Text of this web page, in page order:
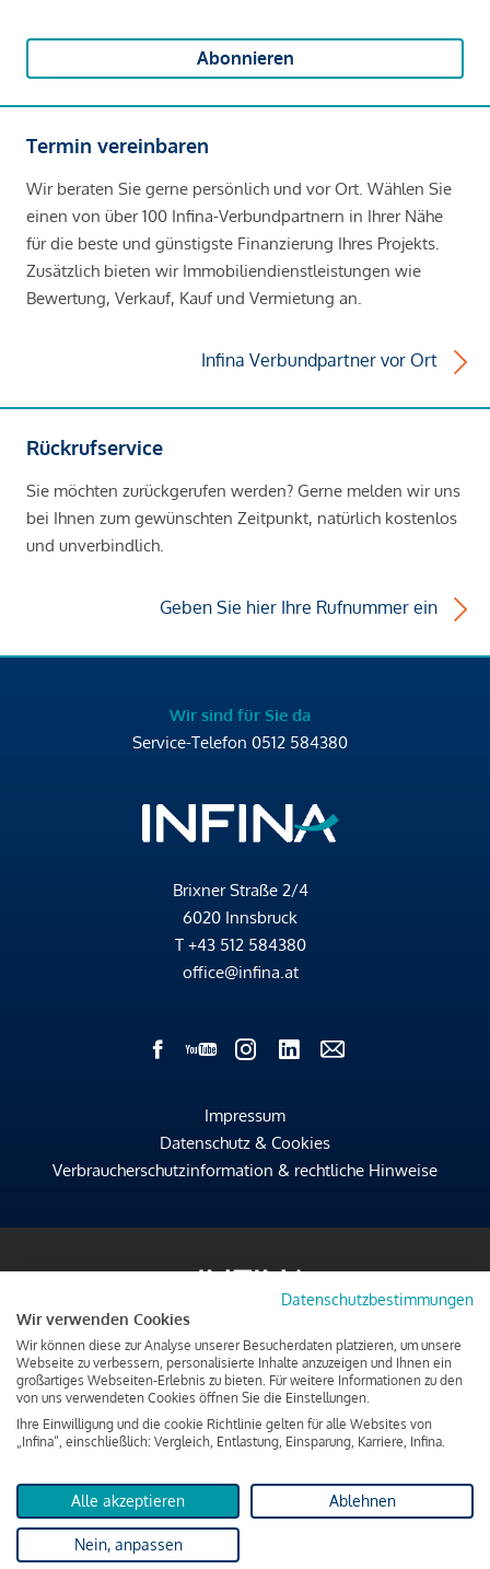
Abonnieren
Termin vereinbaren
Wir beraten Sie gerne persönlich und vor Ort. Wählen Sie
einen von über 100 Infina-Verbundpartnern in Ihrer Nähe
für die beste und günstigste Finanzierung Ihres Projekts.
Zusätzlich bieten wir Immobiliendienstleistungen wie
Bewertung, Verkauf, Kauf und Vermietung an.
Infina Verbundpartner vor Ort
Rückrufservice
Sie möchten zurückgerufen werden? Gerne melden wir uns
bei Ihnen zum gewünschten Zeitpunkt, natürlich kostenlos
und unverbindlich.
Geben Sie hier Ihre Rufnummer ein
Wir sind für Sie da
Service-Telefon 0512 584380
Brixner Straße 2/4
6020 Innsbruck
T +43 512 584380
office@infina.at
Impressum
Datenschutz & Cookies
Verbraucherschutzinformation & rechtliche Hinweise
Datenschutzbestimmungen
Wir verwenden Cookies
Wir können diese zur Analyse unserer Besucherdaten platzieren, um unsere
Webseite zu verbessern, personalisierte Inhalte anzuzeigen und Ihnen ein
großartiges Webseiten-Erlebnis zu bieten. Für weitere Informationen zu den
von uns verwendeten Cookies öffnen Sie die Einstellungen.
Ihre Einwilligung und die cookie Richtlinie gelten für alle Websites von
„Infina“, einschließlich: Vergleich, Entlastung, Einsparung, Karriere, Infina.
Alle akzeptieren Ablehnen
Nein, anpassen